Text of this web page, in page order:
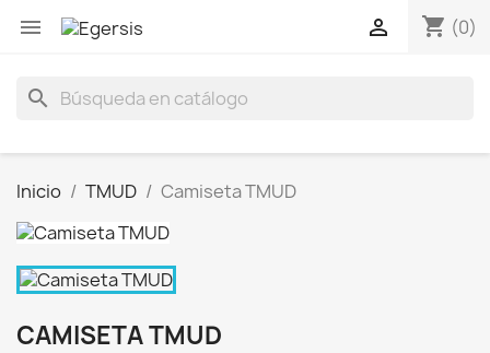
 shopping_cart (0)

search
Inicio TMUD Camiseta TMUD
CAMISETA TMUD